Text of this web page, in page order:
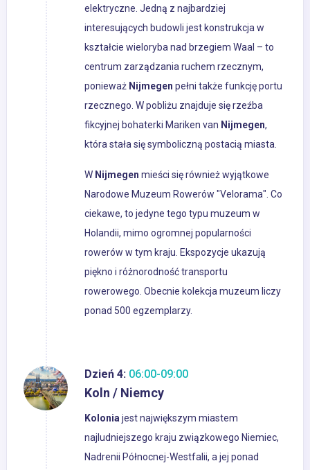
elektryczne. Jedną z najbardziej
interesujących budowli jest konstrukcja w
kształcie wieloryba nad brzegiem Waal – to
centrum zarządzania ruchem rzecznym,
ponieważ Nijmegen pełni także funkcję portu
rzecznego. W pobliżu znajduje się rzeźba
fikcyjnej bohaterki Mariken van Nijmegen,
która stała się symboliczną postacią miasta.
W Nijmegen mieści się również wyjątkowe
Narodowe Muzeum Rowerów "Velorama". Co
ciekawe, to jedyne tego typu muzeum w
Holandii, mimo ogromnej popularności
rowerów w tym kraju. Ekspozycje ukazują
piękno i różnorodność transportu
rowerowego. Obecnie kolekcja muzeum liczy
ponad 500 egzemplarzy.
Dzień 4: 06:00-09:00
Koln / Niemcy
Koloniajest największym miastem
najludniejszego kraju związkowego Niemiec,
Nadrenii Północnej-Westfalii, a jej ponad